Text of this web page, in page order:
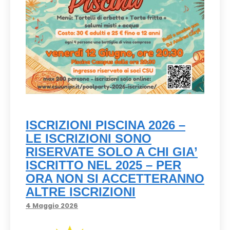
ISCRIZIONI PISCINA 2026 –
LE ISCRIZIONI SONO
RISERVATE SOLO A CHI GIA’
ISCRITTO NEL 2025 – PER
ORA NON SI ACCETTERANNO
ALTRE ISCRIZIONI
4 Maggio 2026